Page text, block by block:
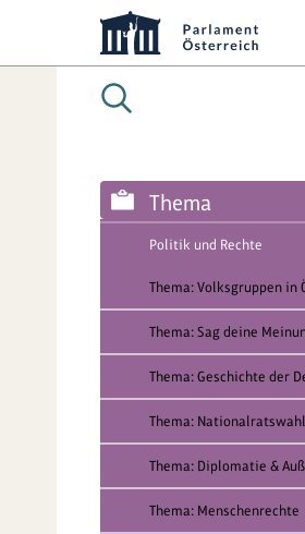
Thema
Politik und Rechte
Thema: Volksgruppen in
Thema: Sag deine
Thema: Geschichte der
Thema:
Thema: Diplomatie &
Thema: Menschenrechte